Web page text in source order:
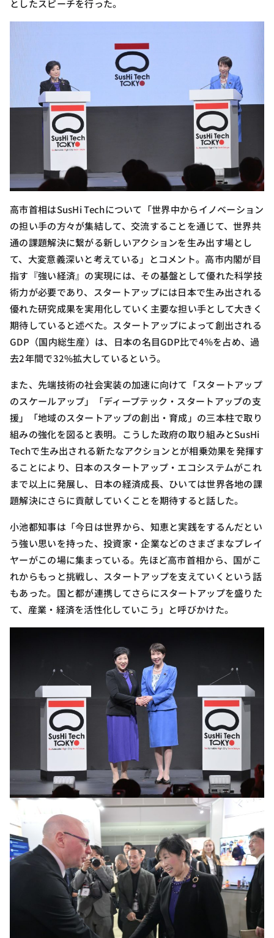
としたスピーチを行った。
高市首相はSusHi Techについて「世界中からイノベーション
の担い手の方々が集結して、交流することを通じて、世界共
通の課題解決に繋がる新しいアクションを生み出す場とし
て、大変意義深いと考えている」とコメント。高市内閣が目
指す『強い経済』の実現には、その基盤として優れた科学技
術力が必要であり、スタートアップには日本で生み出される
優れた研究成果を実用化していく主要な担い手として大きく
期待していると述べた。スタートアップによって創出される
GDP（国内総生産）は、日本の名目GDP比で4%を占め、過
去2年間で32%拡大しているという。
また、先端技術の社会実装の加速に向けて「スタートアップ
のスケールアップ」「ディープテック・スタートアップの支
援」「地域のスタートアップの創出・育成」の三本柱で取り
組みの強化を図ると表明。こうした政府の取り組みとSusHi
Techで生み出される新たなアクションとが相乗効果を発揮す
ることにより、日本のスタートアップ・エコシステムがこれ
まで以上に発展し、日本の経済成長、ひいては世界各地の課
題解決にさらに貢献していくことを期待すると話した。
小池都知事は「今日は世界から、知恵と実践をするんだとい
う強い思いを持った、投資家・企業などのさまざまなプレイ
ヤーがこの場に集まっている。先ほど高市首相から、国がこ
れからもっと挑戦し、スタートアップを支えていくという話
もあった。国と都が連携してさらにスタートアップを盛りた
て、産業・経済を活性化していこう」と呼びかけた。